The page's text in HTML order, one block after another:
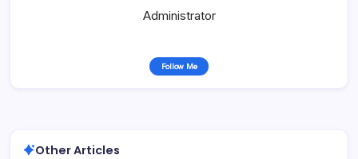
Administrator
Follow Me
Other Articles